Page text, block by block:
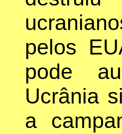
pelos
pode
Ucrânia
a